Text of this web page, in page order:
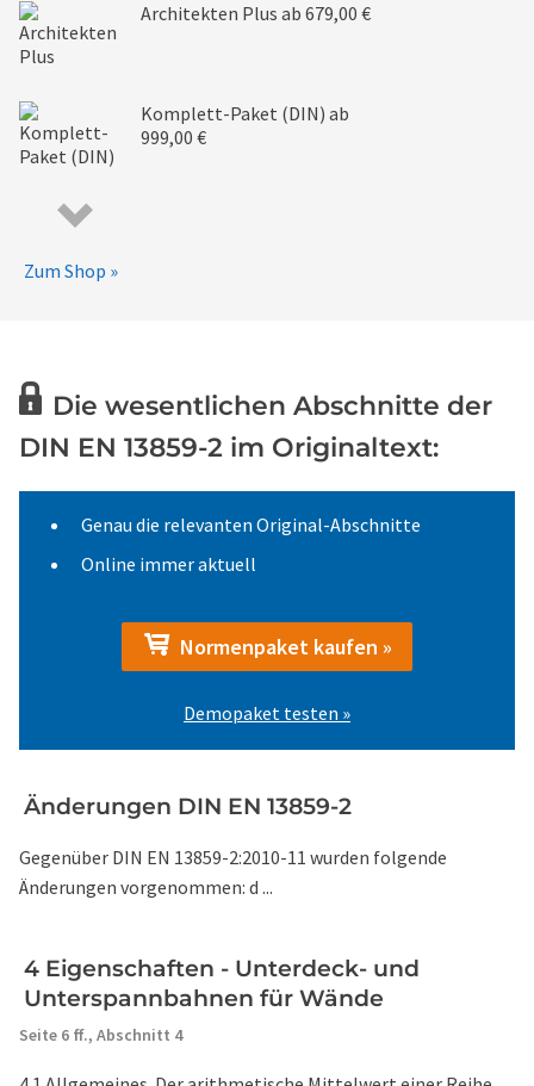
Architekten Plus ab 679,00 €
Komplett-Paket (DIN) ab
999,00 €
Zum Shop »
Die wesentlichen Abschnitte der
DIN EN 13859-2 im Originaltext:
Genau die relevanten Original-Abschnitte
Online immer aktuell
Normenpaket kaufen »
Demopaket testen »
Änderungen DIN EN 13859-2
Gegenüber DIN EN 13859-2:2010-11 wurden folgende
Änderungen vorgenommen: d ...
4 Eigenschaften - Unterdeck- und
Unterspannbahnen für Wände
Seite 6 ff., Abschnitt 4